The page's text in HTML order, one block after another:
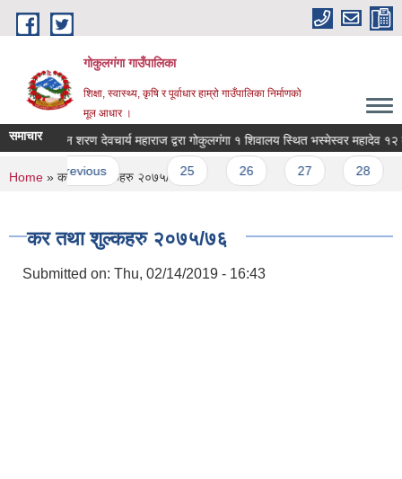
Skip to main content
गोकुलगंगा गाउँपालिका
शिक्षा, स्वास्थ्य, कृषि र पूर्वाधार हाम्रो गाउँपालिका निर्माणको
मूल आधार ।
समाचारमोहन शरण देवचार्य महाराज द्वरा गोकुलगंगा १ शिवालय स्थित भस्मेस्वर महादेव १२
‹ previous … 25 26 27 28
You are here
Home » कर तथा शुल्कहरु २०७५/७६
कर तथा शुल्कहरु २०७५/७६
Submitted on: Thu, 02/14/2019 - 16:43